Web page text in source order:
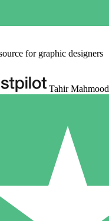
for graphic designers
Tahir Mahmood